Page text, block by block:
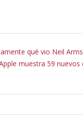
qué vio Neil
muestra 59